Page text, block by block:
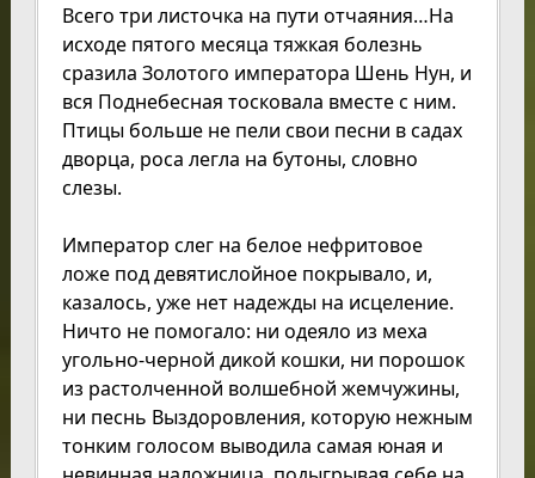
Всего три листочка на пути отчаяния…На
исходе пятого месяца тяжкая болезнь
сразила Золотого императора Шень Нун, и
вся Поднебесная тосковала вместе с ним.
Птицы больше не пели свои песни в садах
дворца, роса легла на бутоны, словно
слезы.
Император слег на белое нефритовое
ложе под девятислойное покрывало, и,
казалось, уже нет надежды на исцеление.
Ничто не помогало: ни одеяло из меха
угольно-черной дикой кошки, ни порошок
из растолченной волшебной жемчужины,
ни песнь Выздоровления, которую нежным
тонким голосом выводила самая юная и